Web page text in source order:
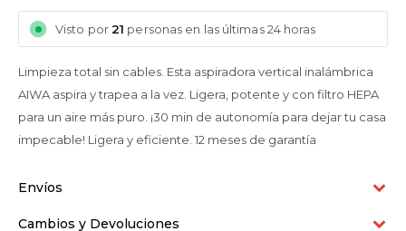
Visto por21 personas en las últimas 24 horas
Limpieza total sin cables. Esta aspiradora vertical inalámbrica
AIWA aspira y trapea a la vez. Ligera, potente y con filtro HEPA
para un aire más puro. ¡30 min de autonomía para dejar tu casa
impecable! Ligera y eficiente. 12 meses de garantía
Envíos
Cambios y Devoluciones